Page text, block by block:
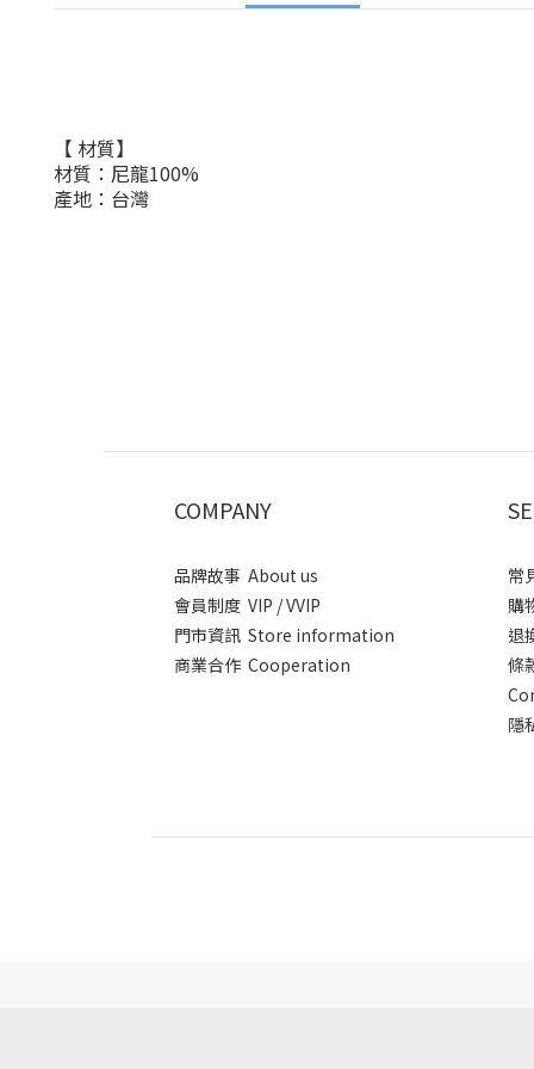
【 材質】
材質：尼龍100%
產地：台灣
COMPANY
品牌故事 About us
會員制度 VIP / VVIP
門市資訊 Store information
商業合作 Cooperation
常
購
退
條
隱